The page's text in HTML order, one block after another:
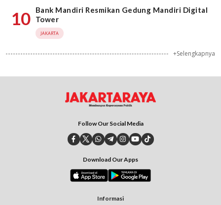
10
Bank Mandiri Resmikan Gedung Mandiri Digital
Tower
JAKARTA
+Selengkapnya
Follow Our Social Media
Download Our Apps
Informasi